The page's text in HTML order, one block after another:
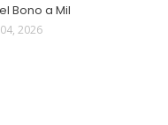
Bono a Mil
2026